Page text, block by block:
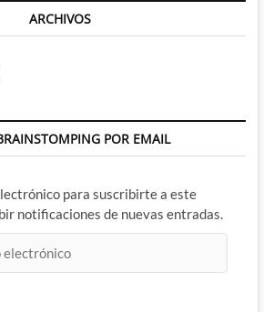
ARCHIVOS
POR EMAIL
para suscribirte a este
notificaciones de nuevas entradas.